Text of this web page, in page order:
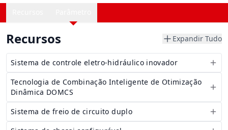
Recursos Expandir Tudo
Sistema de controle eletro-hidráulico inovador
Tecnologia de Combinação Inteligente de Otimização
Dinâmica DOMCS
Sistema de freio de circuito duplo